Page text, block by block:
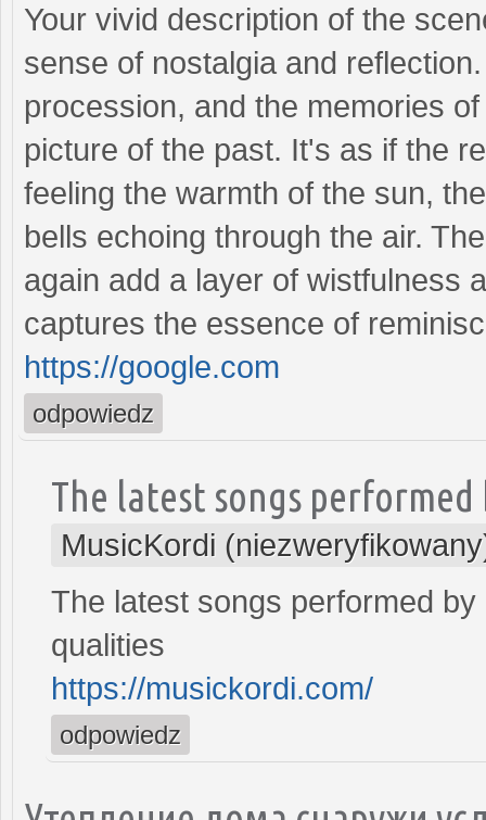
Your vivid description of the
sense of nostalgia and
procession, and the memories
picture of the past. It's as if the
feeling the warmth of the sun,
bells echoing through the air.
again add a layer of wistfulness
captures the essence of
https://google.com
odpowiedz
The latest songs performed
MusicKordi
The latest songs performed
qualities
https://musickordi.com/
odpowiedz